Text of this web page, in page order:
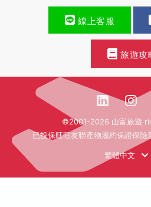
線上客服
旅遊攻
©2001-2026 山富旅遊
已投保旺旺友聯產物履約保證保
繁體中文